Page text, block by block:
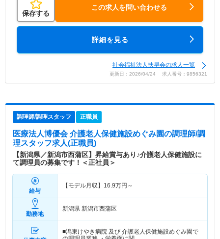
保存する
この求人を問い合わせる
詳細を見る
社会福祉法人扶早会の求人一覧
更新日：2026/04/24 求人番号：9856321
調理師/調理スタッフ 正職員
医療法人博優会 介護老人保健施設めぐみ園の調理師/調
理スタッフ求人(正職員)
【新潟県／新潟市西蒲区】昇給賞与あり♪介護老人保健施設に
て調理員の募集です！＜正社員＞
給与
【モデル月収】 16.9万円～
勤務地
新潟県 新潟市西蒲区
■潟東けやき病院 及び 介護老人保健施設めぐみ園で